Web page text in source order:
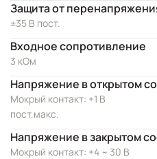
Защита от
±35 В пост.
Входное сопротивление
3 кОм
Напряжение в открытом
Мокрый контакт: +1 В
пост.макс.
Напряжение в закрытом
Мокрый контакт: +4 ~ 30 В